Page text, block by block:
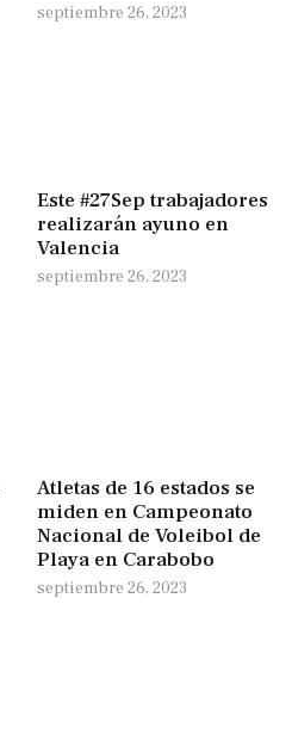
septiembre 26, 2023
Este #27Sep trabajadores
realizarán ayuno en
Valencia
septiembre 26, 2023
Atletas de 16 estados se
miden en Campeonato
Nacional de Voleibol de
Playa en Carabobo
septiembre 26, 2023